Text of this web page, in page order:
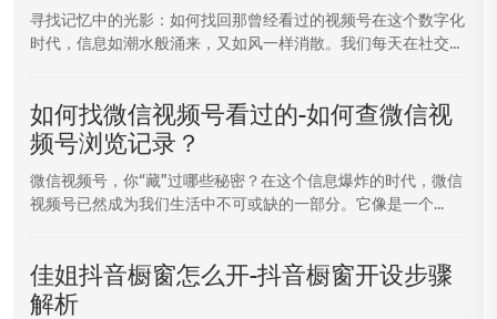
寻找记忆中的光影：如何找回那曾经看过的视频号在这个数字化
时代，信息如潮水般涌来，又如风一样消散。我们每天在社交...
如何找微信视频号看过的-如何查微信视
频号浏览记录？
微信视频号，你“藏”过哪些秘密？在这个信息爆炸的时代，微信
视频号已然成为我们生活中不可或缺的一部分。它像是一个...
佳姐抖音橱窗怎么开-抖音橱窗开设步骤
解析